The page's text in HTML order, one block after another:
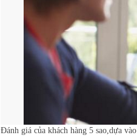
Đánh giá của khách hàng 5 sao,dựa vào